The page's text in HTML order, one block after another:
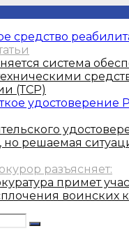
система
(ТСР)
но решаемая
разъясняет:
примет
воинских